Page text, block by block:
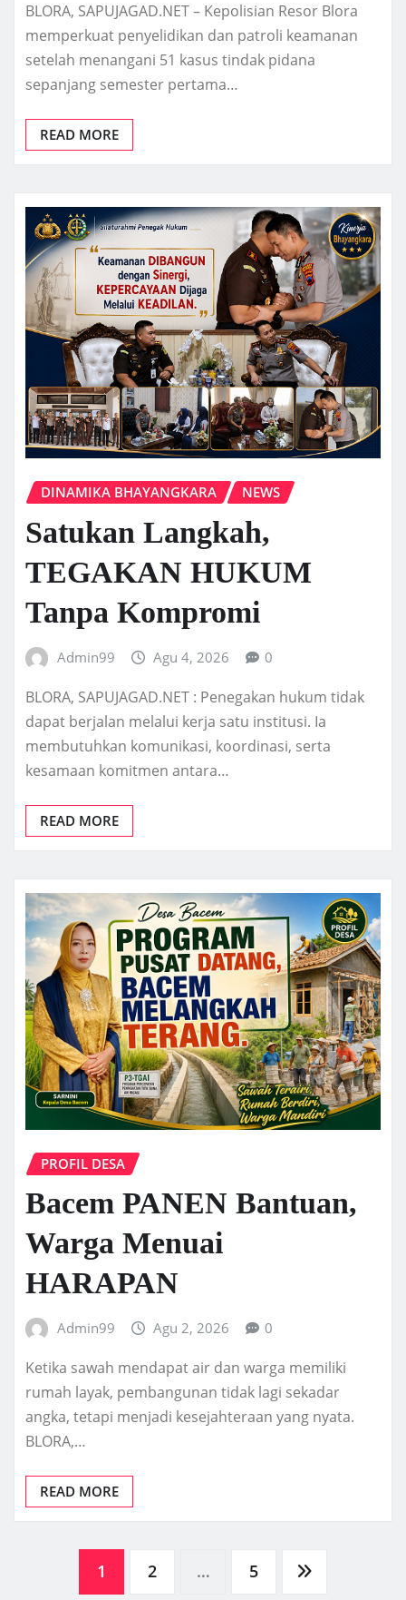
BLORA, SAPUJAGAD.NET – Kepolisian Resor Blora
memperkuat penyelidikan dan patroli keamanan
setelah menangani 51 kasus tindak pidana
sepanjang semester pertama…
READ MORE
DINAMIKA BHAYANGKARA NEWS
Satukan Langkah,
TEGAKAN HUKUM
Tanpa Kompromi
Admin99 Agu 4, 2026 0
BLORA, SAPUJAGAD.NET : Penegakan hukum tidak
dapat berjalan melalui kerja satu institusi. Ia
membutuhkan komunikasi, koordinasi, serta
kesamaan komitmen antara…
READ MORE
PROFIL DESA
Bacem PANEN Bantuan,
Warga Menuai
HARAPAN
Admin99 Agu 2, 2026 0
Ketika sawah mendapat air dan warga memiliki
rumah layak, pembangunan tidak lagi sekadar
angka, tetapi menjadi kesejahteraan yang nyata.
BLORA,…
READ MORE
Paginasi
1 2 … 5